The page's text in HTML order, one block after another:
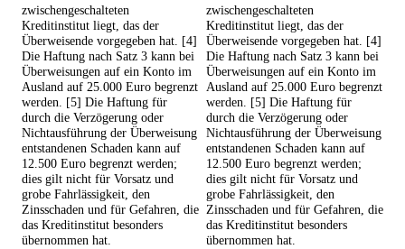
zwischengeschalteten
Kreditinstitut liegt, das der
Überweisende vorgegeben hat. [4]
Die Haftung nach Satz 3 kann bei
Überweisungen auf ein Konto im
Ausland auf 25.000 Euro begrenzt
werden. [5] Die Haftung für
durch die Verzögerung oder
Nichtausführung der Überweisung
entstandenen Schaden kann auf
12.500 Euro begrenzt werden;
dies gilt nicht für Vorsatz und
grobe Fahrlässigkeit, den
Zinsschaden und für Gefahren, die
das Kreditinstitut besonders
übernommen hat.
zwischengeschalteten
Kreditinstitut liegt, das der
Überweisende vorgegeben hat. [4]
Die Haftung nach Satz 3 kann bei
Überweisungen auf ein Konto im
Ausland auf 25.000 Euro begrenzt
werden. [5] Die Haftung für
durch die Verzögerung oder
Nichtausführung der Überweisung
entstandenen Schaden kann auf
12.500 Euro begrenzt werden;
dies gilt nicht für Vorsatz und
grobe Fahrlässigkeit, den
Zinsschaden und für Gefahren, die
das Kreditinstitut besonders
übernommen hat.